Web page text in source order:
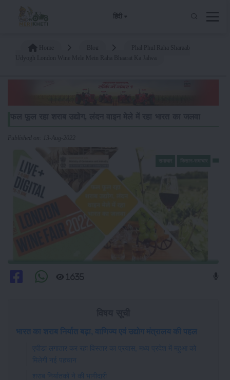
हिंदी
Published on: 13-Aug-2022
1635
भारत का शराब निर्यात बढ़ा, वाणिज्‍य एवं उद्योग मंत्रालय की पहल
एपीडा लगातार कर रहा विस्तार का प्रयास, मध्य प्रदेश में महुआ को
मिलेगी नई पहचान
शराब निर्यातकों ने की भागीदारी